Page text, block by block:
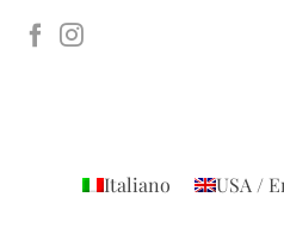
Italiano USA /